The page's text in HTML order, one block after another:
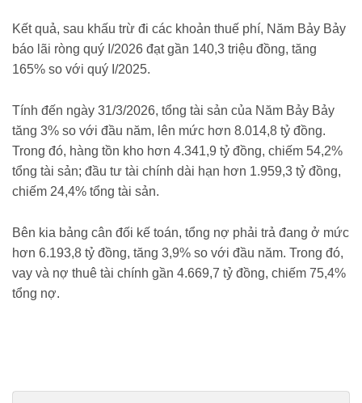
Kết quả, sau khấu trừ đi các khoản thuế phí, Năm Bảy Bảy
báo lãi ròng quý I/2026 đạt gần 140,3 triệu đồng, tăng
165% so với quý I/2025.
Tính đến ngày 31/3/2026, tổng tài sản của Năm Bảy Bảy
tăng 3% so với đầu năm, lên mức hơn 8.014,8 tỷ đồng.
Trong đó, hàng tồn kho hơn 4.341,9 tỷ đồng, chiếm 54,2%
tổng tài sản; đầu tư tài chính dài hạn hơn 1.959,3 tỷ đồng,
chiếm 24,4% tổng tài sản.
Bên kia bảng cân đối kế toán, tổng nợ phải trả đang ở mức
hơn 6.193,8 tỷ đồng, tăng 3,9% so với đầu năm. Trong đó,
vay và nợ thuê tài chính gần 4.669,7 tỷ đồng, chiếm 75,4%
tổng nợ.